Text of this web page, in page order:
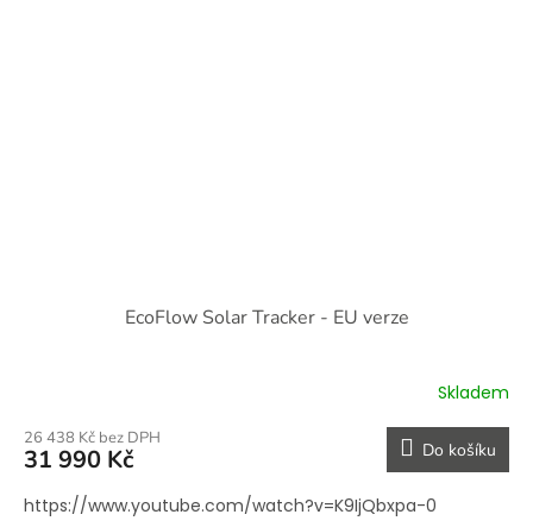
EcoFlow Solar Tracker - EU verze
Skladem
26 438 Kč bez DPH
31 990 Kč Do košíku
https://www.youtube.com/watch?v=K9IjQbxpa-0